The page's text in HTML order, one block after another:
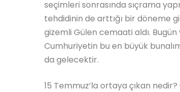
seçimleri sonrasında sıçrama
tehdidinin de arttığı bir döneme
gizemli Gülen cemaati aldı.
Cumhuriyetin bu en büyük
da gelecektir.
15 Temmuz’la ortaya çıkan